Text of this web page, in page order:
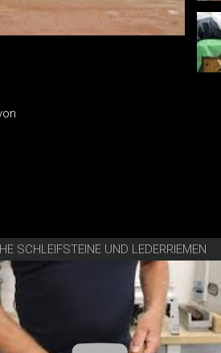
SCHLEIFSTEINE UND LEDERRIEMEN